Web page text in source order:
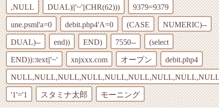
,NULL DUAL)||'~'||CHR(62))) 9379=9379
une.psml'a=0 debit.php4'A=0 (CASE NUMERIC)--
DUAL)-- end)) END) 7550-- (select
END))::text||'~' xnjxxx.com オープン debit.php4
'1'='1 スタミナ太郎 モーニング